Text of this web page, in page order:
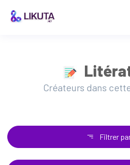
Créateurs dans
Filtrer